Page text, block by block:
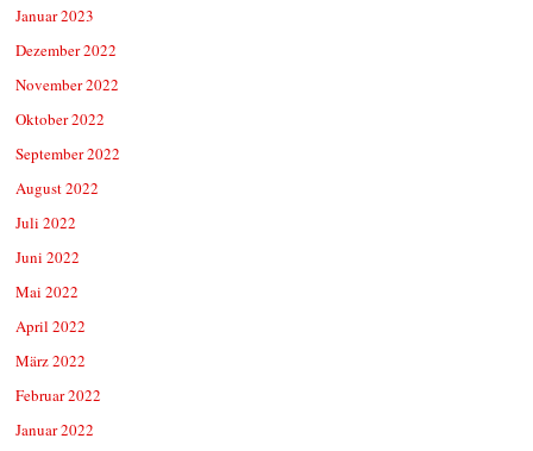
Januar 2023
Dezember 2022
November 2022
Oktober 2022
September 2022
August 2022
Juli 2022
Juni 2022
Mai 2022
April 2022
März 2022
Februar 2022
Januar 2022